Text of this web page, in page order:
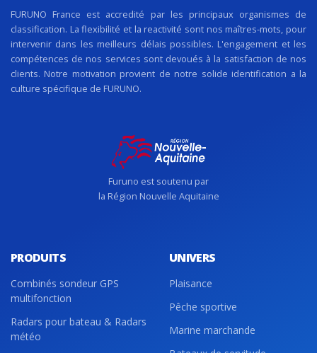
FURUNO France est accredité par les principaux organismes de
classification. La flexibilité et la reactivité sont nos maîtres-mots, pour
intervenir dans les meilleurs délais possibles. L'engagement et les
compétences de nos services sont devoués à la satisfaction de nos
clients. Notre motivation provient de notre solide identification a la
culture spécifique de FURUNO.
Furuno est soutenu par
la Région Nouvelle Aquitaine
PRODUITS
Combinés sondeur GPS
multifonction
Radars pour bateau & Radars
météo
UNIVERS
Plaisance
Pêche sportive
Marine marchande